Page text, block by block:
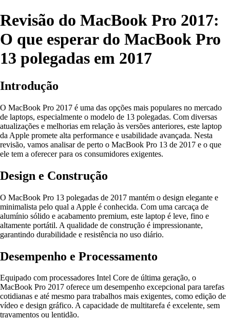
Revisão do MacBook Pro 2017:
O que esperar do MacBook Pro
13 polegadas em 2017
Introdução
O MacBook Pro 2017 é uma das opções mais populares no mercado
de laptops, especialmente o modelo de 13 polegadas. Com diversas
atualizações e melhorias em relação às versões anteriores, este laptop
da Apple promete alta performance e usabilidade avançada. Nesta
revisão, vamos analisar de perto o MacBook Pro 13 de 2017 e o que
ele tem a oferecer para os consumidores exigentes.
Design e Construção
O MacBook Pro 13 polegadas de 2017 mantém o design elegante e
minimalista pelo qual a Apple é conhecida. Com uma carcaça de
alumínio sólido e acabamento premium, este laptop é leve, fino e
altamente portátil. A qualidade de construção é impressionante,
garantindo durabilidade e resistência no uso diário.
Desempenho e Processamento
Equipado com processadores Intel Core de última geração, o
MacBook Pro 2017 oferece um desempenho excepcional para tarefas
cotidianas e até mesmo para trabalhos mais exigentes, como edição de
vídeo e design gráfico. A capacidade de multitarefa é excelente, sem
travamentos ou lentidão.